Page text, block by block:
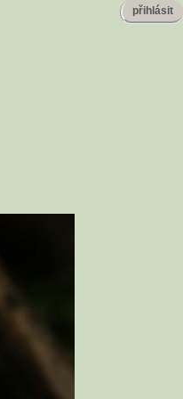
přihlásit